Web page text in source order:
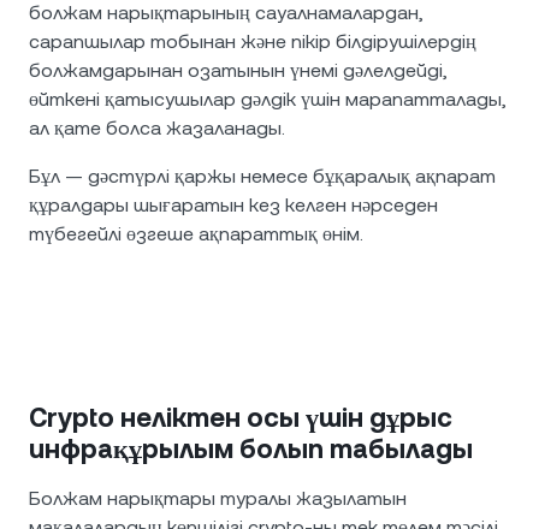
болжам нарықтарының сауалнамалардан,
сарапшылар тобынан және пікір білдірушілердің
болжамдарынан озатынын үнемі дәлелдейді,
өйткені қатысушылар дәлдік үшін марапатталады,
ал қате болса жазаланады.
Бұл — дәстүрлі қаржы немесе бұқаралық ақпарат
құралдары шығаратын кез келген нәрседен
түбегейлі өзгеше ақпараттық өнім.
Crypto неліктен осы үшін дұрыс
инфрақұрылым болып табылады
Болжам нарықтары туралы жазылатын